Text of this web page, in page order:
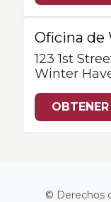
Oficina de
123 1st
Winter
© Derechos